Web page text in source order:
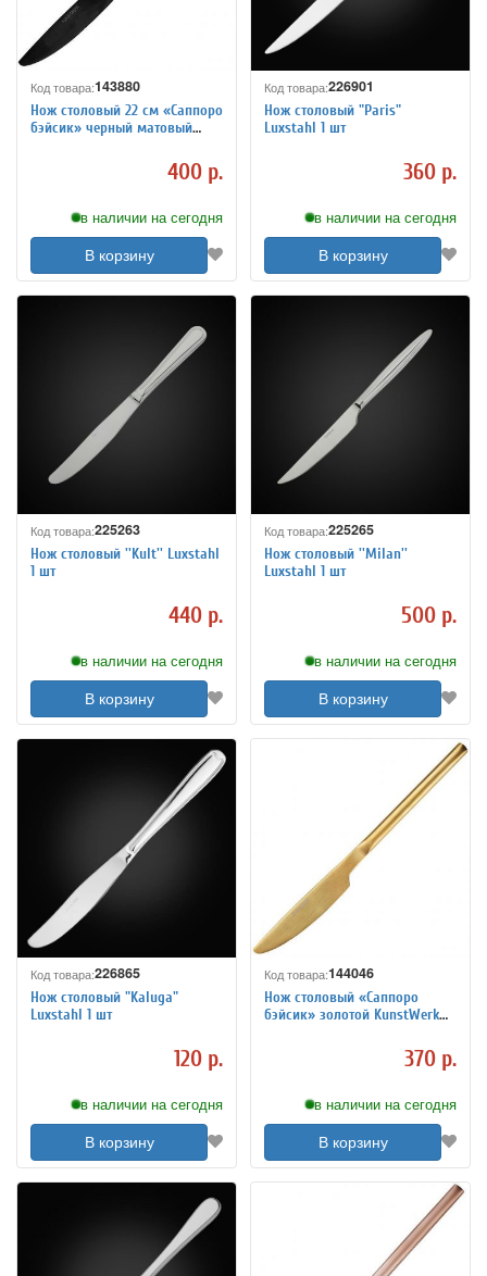
Код товара:143880
Нож столовый 22 см «Саппоро
бэйсик» черный матовый
400 р.
в наличии на сегодня
В корзину
Код товара:226901
Нож столовый "Paris"
Luxstahl 1 шт
360 р.
в наличии на сегодня
В корзину
Код товара:225263
Нож столовый ''Kult'' Luxstahl
1 шт
440 р.
в наличии на сегодня
В корзину
Код товара:225265
Нож столовый ''Milan''
Luxstahl 1 шт
500 р.
в наличии на сегодня
В корзину
Код товара:226865
Нож столовый "Kaluga"
Luxstahl 1 шт
120 р.
в наличии на сегодня
В корзину
Код товара:144046
Нож столовый «Саппоро
бэйсик» золотой KunstWerk
370 р.
в наличии на сегодня
В корзину